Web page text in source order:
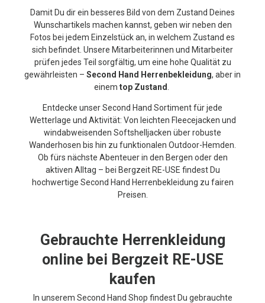
Damit Du dir ein besseres Bild von dem Zustand Deines
Wunschartikels machen kannst, geben wir neben den
Fotos bei jedem Einzelstück an, in welchem Zustand es
sich befindet. Unsere Mitarbeiterinnen und Mitarbeiter
prüfen jedes Teil sorgfältig, um eine hohe Qualität zu
gewährleisten – Second Hand Herrenbekleidung, aber in
einem top Zustand
Entdecke unser Second Hand Sortiment für jede
Wetterlage und Aktivität: Von leichten Fleecejacken und
windabweisenden Softshelljacken über robuste
Wanderhosen bis hin zu funktionalen Outdoor-Hemden.
Ob fürs nächste Abenteuer in den Bergen oder den
aktiven Alltag – bei Bergzeit RE-USE findest Du
hochwertige Second Hand Herrenbekleidung zu fairen
Preisen.
Gebrauchte Herrenkleidung
online bei Bergzeit RE-USE
kaufen
In unserem Second Hand Shop findest Du gebrauchte